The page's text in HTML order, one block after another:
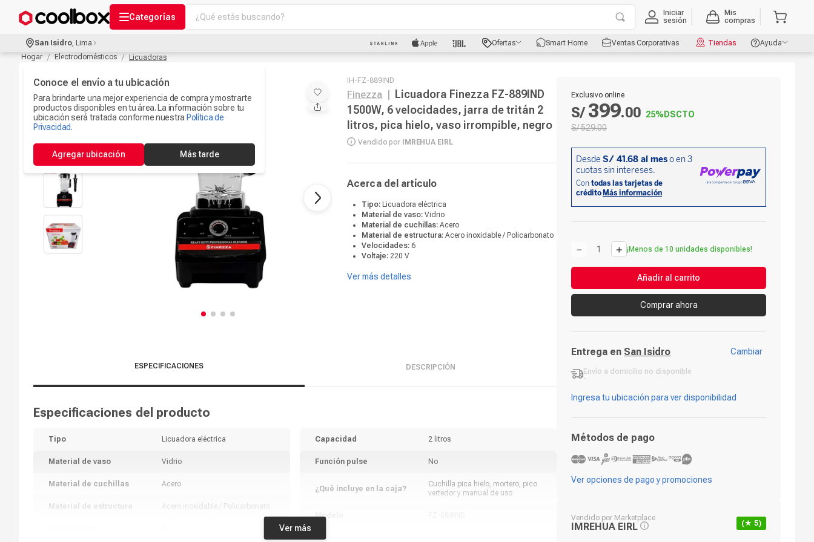
Categorías
¿Qué estás buscando?
3.
Ipad
Iphone 17
Camaras Seguridad
7.
Microfono
8.
Parlantes Bluetooth
9.
Accesorios Computo
10
Smartwach
Iniciar
sesión
Mis
compras
San Isidro, Lima
Conoce el envío a tu ubicación
Para brindarte una mejor experiencia de compra y mostrarte
productos disponibles en tu área. La información sobre tu
ubicación será tratada conforme nuestra Política de
Privacidad.
Agregar ubicación Más tarde
Ofertas Smart Home Ventas Corporativas Tiendas
Ayuda
Hogar
Electrodomésticos Licuadoras
IH-FZ-889IND
Finezza
Licuadora Finezza FZ-889IND
1500W, 6 velocidades, jarra de tritán 2
litros, pica hielo, vaso irrompible, negro
Vendido por IMREHUA EIRL
Acerca del artículo
Tipo: Licuadora eléctrica
Material de vaso:Vidrio
Material de cuchillas:Acero
Material de estructura:Acero inoxidable / Policarbonato
Velocidades:6
Voltaje:220 V
Ver más detalles
ESPECIFICACIONES DESCRIPCIÓN
Especificaciones del producto
Tipo Licuadora eléctrica
Material de vaso Vidrio
Material de cuchillas Acero
Material de estructura Acero inoxidable / Policarbonato
Capacidad 2 litros
Función pulse No
¿Qué incluye en la caja?
Cuchilla pica hielo, mortero, pico
vertedor y manual de uso
Modelo
Marca
Ver más
Exclusivo online
S/ 399.00 25% DSCTO
S/529.00
＋
－ ¡Menos de 10 unidades disponibles!
Añadir al carrito
Comprar ahora
Entrega en San Isidro Cambiar
Envío a domicilio no disponible
-
Ingresa tu ubicación para ver disponibilidad
Métodos de pago
Ver opciones de pago y promociones
Vendido por Marketplace
IMREHUA EIRL (★ 5)